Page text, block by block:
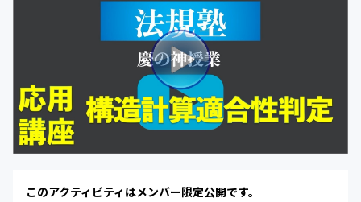
このアクティビティはメンバー限定公開です。